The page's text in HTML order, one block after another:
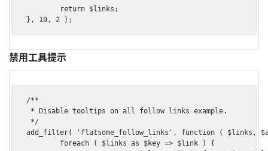
}, 10, 2 );
禁用工具提示
/**
* Disable tooltips on all follow links example.
*/
add_filter( 'flatsome_follow_links', function ( $links,